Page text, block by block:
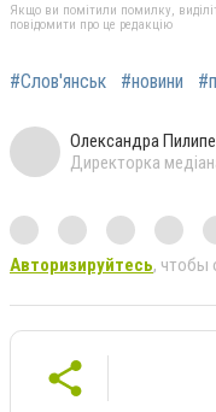
Якщо ви помітили помилку,
повідомити про це редакцію
#Слов'янськ #новини
Олександра
Директорка
Авторизируйтесь, чтобы